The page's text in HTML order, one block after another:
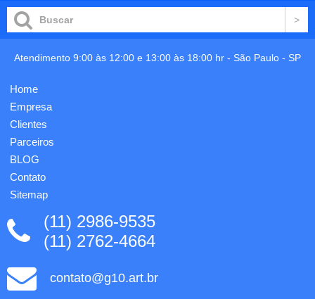
100%
reciclado.
Bateria
com
solar e
lanterna.
capacidade
de
mAh e
temp...
similar à
acionamento
clique e
Atendimento 9:00 às 12:00 e 13:00 às 18:00 hr - São Paulo - SP
Home
Empresa
Clientes
Parceiros
BLOG
Contato
Sitemap
(11) 2986-9535
(11) 2762-4664
contato@g10.art.br